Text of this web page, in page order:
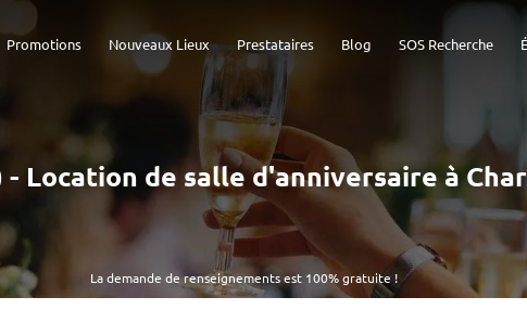
SOS Recherche
Blog
Prestataires
Nouveaux Lieux
Promotions
La demande de renseignements est 100% gratuite !
Location de salle d'anniversaire à